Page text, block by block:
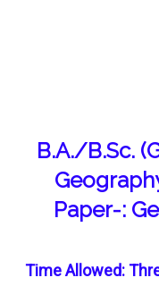
B.A./B.Sc.
Paper-:
Time Allowed: